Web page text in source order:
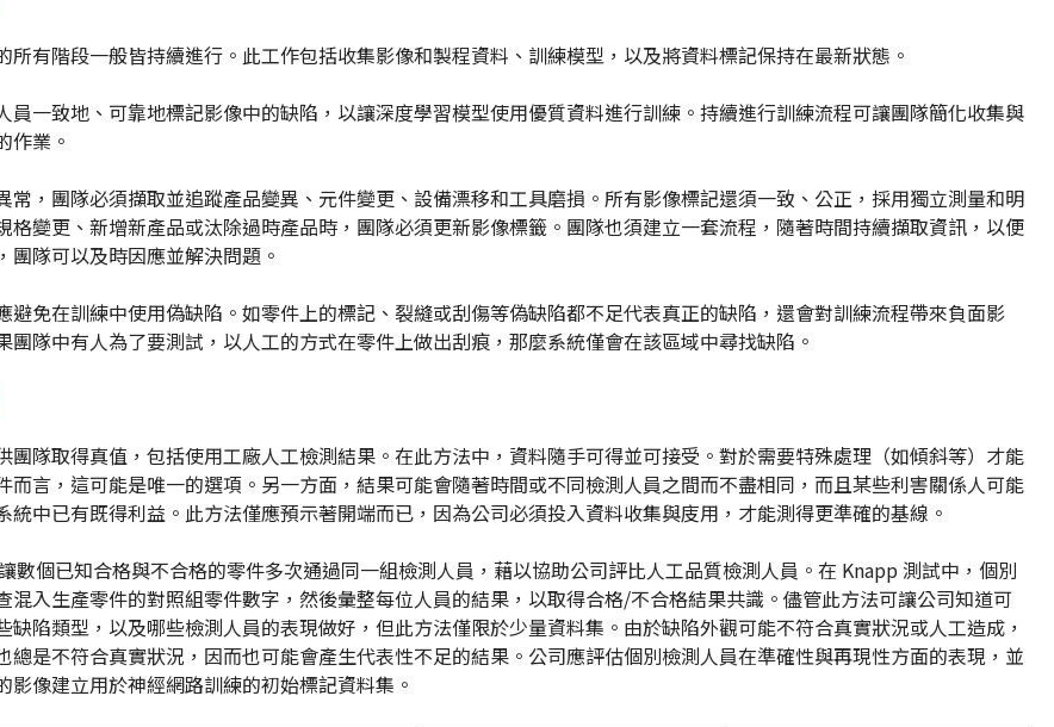
所有階段一般皆持續進行。此工作包括收集影像和製程資料、訓練模型，以及將資料標記保持在最新狀態。
員一致地、可靠地標記影像中的缺陷，以讓深度學習模型使用優質資料進行訓練。持續進行訓練流程可讓團隊簡化收集與
作業。
常，團隊必須擷取並追蹤產品變異、元件變更、設備漂移和工具磨損。所有影像標記還須一致、公正，採用獨立測量和明
格變更、新增新產品或汰除過時產品時，團隊必須更新影像標籤。團隊也須建立一套流程，隨著時間持續擷取資訊，以便
團隊可以及時因應並解決問題。
避免在訓練中使用偽缺陷。如零件上的標記、裂縫或刮傷等偽缺陷都不足代表真正的缺陷，還會對訓練流程帶來負面影
團隊中有人為了要測試，以人工的方式在零件上做出刮痕，那麼系統僅會在該區域中尋找缺陷。
團隊取得真值，包括使用工廠人工檢測結果。在此方法中，資料隨手可得並可接受。對於需要特殊處理（如傾斜等）才能
而言，這可能是唯一的選項。另一方面，結果可能會隨著時間或不同檢測人員之間而不盡相同，而且某些利害關係人可能
統中已有既得利益。此方法僅應預示著開端而已，因為公司必須投入資料收集與庋用，才能測得更準確的基線。
數個已知合格與不合格的零件多次通過同一組檢測人員，藉以協助公司評比人工品質檢測人員。在 Knapp 測試中，個別
混入生產零件的對照組零件數字，然後彙整每位人員的結果，以取得合格/不合格結果共識。儘管此方法可讓公司知道可
缺陷類型，以及哪些檢測人員的表現做好，但此方法僅限於少量資料集。由於缺陷外觀可能不符合真實狀況或人工造成，
總是不符合真實狀況，因而也可能會產生代表性不足的結果。公司應評估個別檢測人員在準確性與再現性方面的表現，並
影像建立用於神經網路訓練的初始標記資料集。